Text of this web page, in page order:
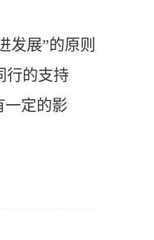
发展”的原则
行的支持
一定的影